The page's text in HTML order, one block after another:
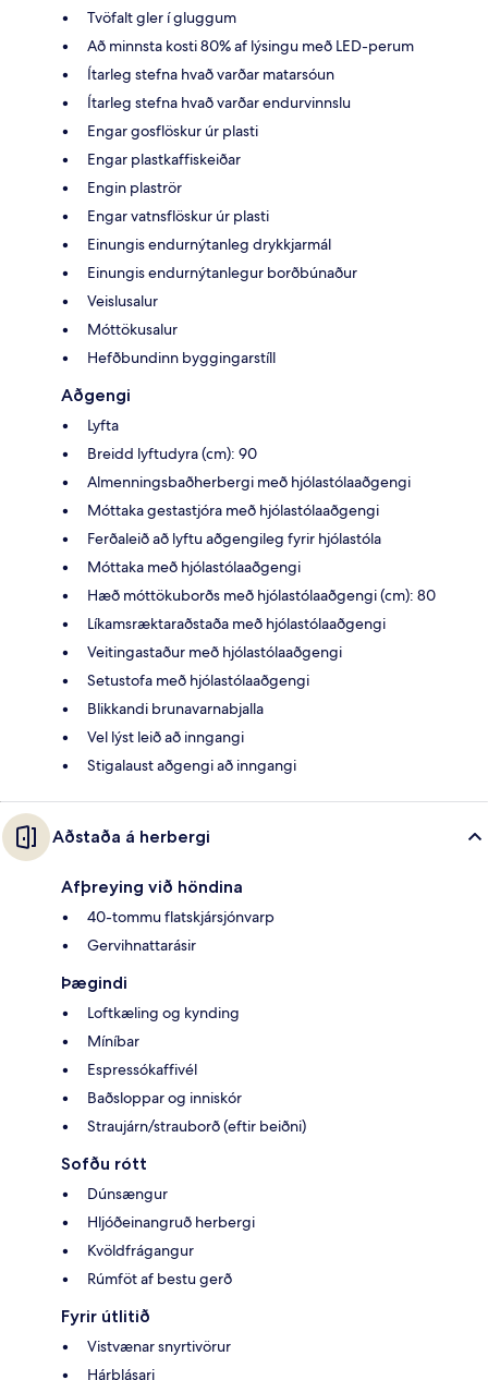
Tvöfalt gler í gluggum
Að minnsta kosti 80% af lýsingu með LED-perum
Ítarleg stefna hvað varðar matarsóun
Ítarleg stefna hvað varðar endurvinnslu
Engar gosflöskur úr plasti
Engar plastkaffiskeiðar
Engin plaströr
Engar vatnsflöskur úr plasti
Einungis endurnýtanleg drykkjarmál
Einungis endurnýtanlegur borðbúnaður
Veislusalur
Móttökusalur
Hefðbundinn byggingarstíll
Aðgengi
Lyfta
Breidd lyftudyra (cm): 90
Almenningsbaðherbergi með hjólastólaaðgengi
Móttaka gestastjóra með hjólastólaaðgengi
Ferðaleið að lyftu aðgengileg fyrir hjólastóla
Móttaka með hjólastólaaðgengi
Hæð móttökuborðs með hjólastólaaðgengi (cm): 80
Líkamsræktaraðstaða með hjólastólaaðgengi
Veitingastaður með hjólastólaaðgengi
Setustofa með hjólastólaaðgengi
Blikkandi brunavarnabjalla
Vel lýst leið að inngangi
Stigalaust aðgengi að inngangi
Aðstaða á herbergi
Afþreying við höndina
40-tommu flatskjársjónvarp
Gervihnattarásir
Þægindi
Loftkæling og kynding
Míníbar
Espressókaffivél
Baðsloppar og inniskór
Straujárn/strauborð (eftir beiðni)
Sofðu rótt
Dúnsængur
Hljóðeinangruð herbergi
Kvöldfrágangur
Rúmföt af bestu gerð
Fyrir útlitið
Vistvænar snyrtivörur
Hárblásari